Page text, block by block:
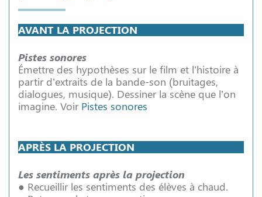
AVANT LA PROJECTION
Pistes sonores
Émettre des hypothèses sur le film et l’histoire à
partir d’extraits de la bande-son (bruitages,
dialogues, musique). Dessiner la scène que l’on
imagine. Voir Pistes sonores
APRÈS LA PROJECTION
Les sentiments après la projection
● Recueillir les sentiments des élèves à chaud.